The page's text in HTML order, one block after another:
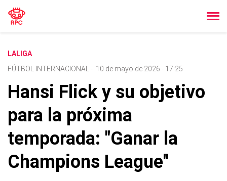
LALIGA
FÚTBOL INTERNACIONAL
- 10 de mayo de 2026 - 17:25
Hansi Flick y su objetivo
para la próxima
temporada: "Ganar la
Champions League"